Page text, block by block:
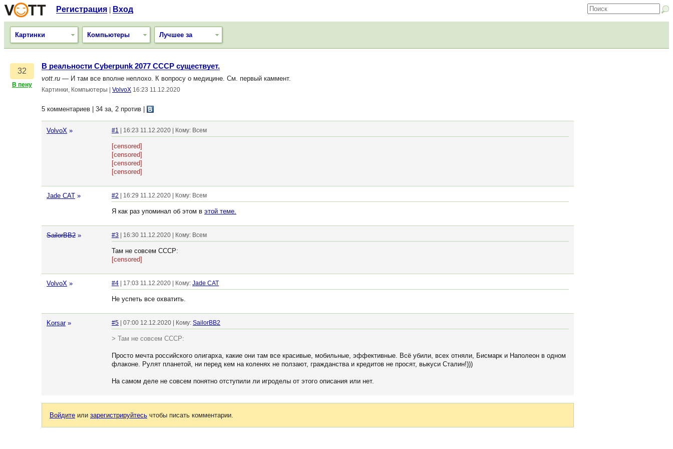
Регистрация Вход
Картинки Компьютеры Лучшее за
32
В пену
В реальности Cyberpunk 2077 СССР существует.
vott.ru — И там все вполне неплохо. К вопросу о медицине. См. первый каммент.
Картинки, Компьютеры VolvoX 16:23 11.12.2020
5 комментариев | 34 за, 2 против
VolvoX » #1 | 16:23 11.12.2020 | Кому: Всем
[censored]
[censored]
[censored]
[censored]
Jade CAT » #2 | 16:29 11.12.2020 | Кому: Всем
Я как раз упоминал об этом в этой теме.
SailorBB2 » #3 | 16:30 11.12.2020 | Кому: Всем
Там не совсем СССР:
[censored]
VolvoX » #4 | 17:03 11.12.2020 | Кому: Jade CAT
Не успеть все охватить.
Korsar » #5 | 07:00 12.12.2020 | Кому: SailorBB2
> Там не совсем СССР:
Просто мечта российского олигарха, какие они там все красивые, мобильные, эффективные. Всё убили, всех отняли, Бисмарк и Наполеон в одном
флаконе. Рулят планетой, ни перед кем на коленях не ползают, гражданства и кредитов не просят, выкуси Сталин!)))
На самом деле не совсем понятно отступили ли игроделы от этого описания или нет.
Войдите или зарегистрируйтесь чтобы писать комментарии.